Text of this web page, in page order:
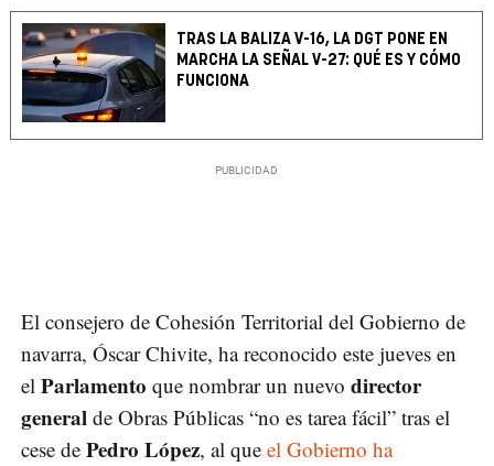
TRAS LA BALIZA V-16, LA DGT PONE EN
MARCHA LA SEÑAL V-27: QUÉ ES Y CÓMO
FUNCIONA
El consejero de Cohesión Territorial del Gobierno de
navarra, Óscar Chivite, ha reconocido este jueves en
el Parlamento que nombrar un nuevo director
general de Obras Públicas “no es tarea fácil” tras el
cese de Pedro López, al que el Gobierno ha